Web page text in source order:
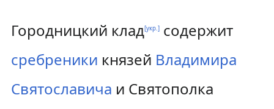
Городницкий клад[укр.]содержит
сребреники князей Владимира
Святославича и Святополка